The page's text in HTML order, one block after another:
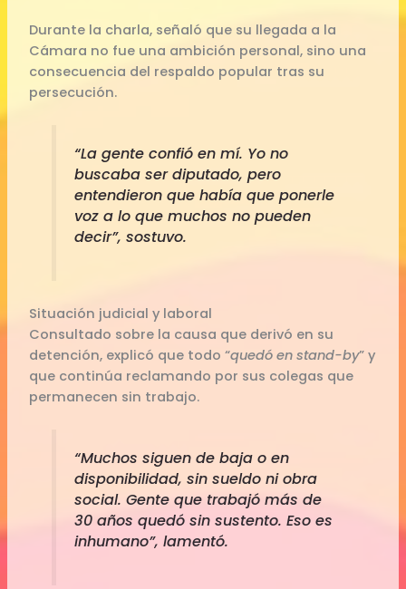
Durante la charla, señaló que su llegada a la
Cámara no fue una ambición personal, sino una
consecuencia del respaldo popular tras su
persecución.
“La gente confió en mí. Yo no
buscaba ser diputado, pero
entendieron que había que ponerle
voz a lo que muchos no pueden
decir”, sostuvo.
Situación judicial y laboral
Consultado sobre la causa que derivó en su
detención, explicó que todo “quedó en stand-by” y
que continúa reclamando por sus colegas que
permanecen sin trabajo.
“Muchos siguen de baja o en
disponibilidad, sin sueldo ni obra
social. Gente que trabajó más de
30 años quedó sin sustento. Eso es
inhumano”, lamentó.